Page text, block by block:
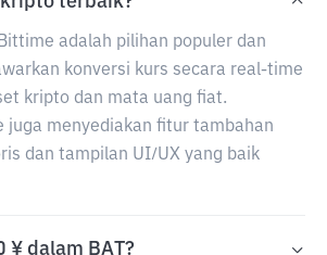
adalah pilihan populer dan
konversi kurs secara real-time
kripto dan mata uang fiat.
juga menyediakan fitur tambahan
dan tampilan UI/UX yang baik
¥ dalam BAT?